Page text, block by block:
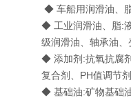
◆ 车船用润滑油、
◆ 工业润滑油、脂:
级润滑油、轴承油
◆ 添加剂:抗氧抗腐
复合剂、PH值调节
◆ 基础油:矿物基础